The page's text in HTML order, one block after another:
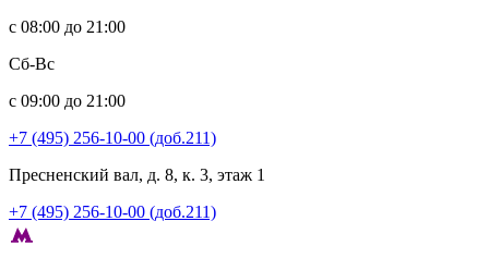
с 08:00 до 21:00
Сб-Вс
с 09:00 до 21:00
+7 (495) 256-10-00 (доб.211)
Пресненский вал, д. 8, к. 3, этаж 1
+7 (495) 256-10-00 (доб.211)